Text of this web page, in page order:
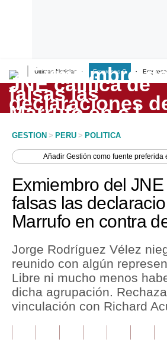
Últimas Noticias Empresas G
Lo último
Peru Quiosco
Economía
Mercados
Política
Tu Dinero
Finanzas Personales
GESTION > PERU > POLITICA
AñadirGestión como fuente preferida
Exmiembro del
falsas las
Marrufo en contra
Jorge Rodríguez Vélez
reunido con algún
Libre ni mucho menos
dicha agrupación.
vinculación con Richard